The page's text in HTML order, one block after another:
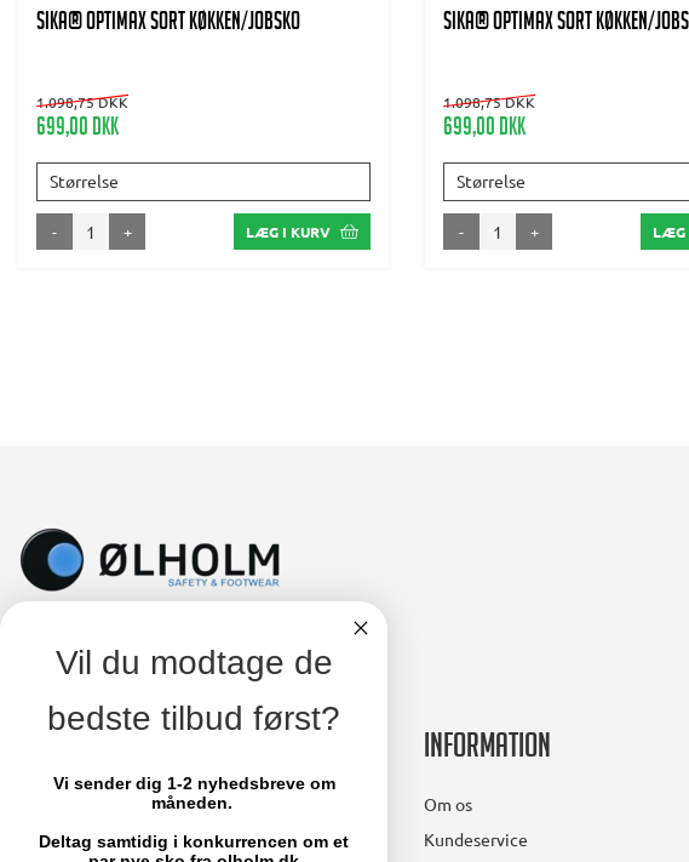
SIKA® OPTIMAX SORT KØKKEN/JOBSKO
1.098,75 DKK
699,00 DKK
Størrelse
- + LÆG I KURV
SIKA® OPTIMAX SORT KØKKEN/
1.098,75 DKK
699,00 DKK
Størrelse
- + LÆG
Lollandsvej 29
Information
Om os
Kundeservice
Vil du modtage de
bedste tilbud først?
Vi sender dig 1-2 nyhedsbreve om
måneden.
Deltag samtidig i konkurrencen om et